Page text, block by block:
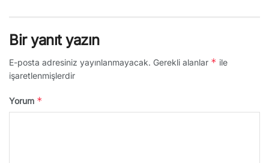
Bir yanıt yazın
E-posta adresiniz yayınlanmayacak. Gerekli alanlar * ile
işaretlenmişlerdir
Yorum *